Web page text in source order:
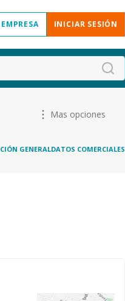
INICIAR SESIÓN
Mas opciones
GENERALDATOS COMERCIALES